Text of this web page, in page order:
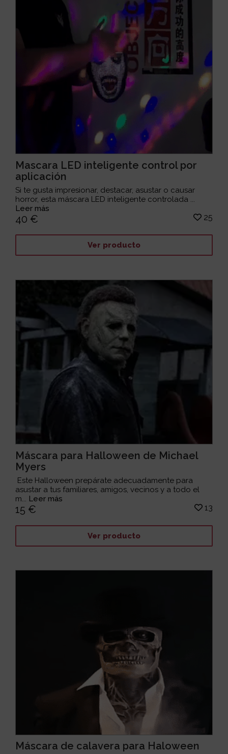
Mascara LED inteligente control por
aplicación
Si te gusta impresionar, destacar, asustar o causar
horror, esta máscara LED inteligente controlada ...
Leer más
40 € 25
Ver producto
Máscara para Halloween de Michael
Myers
Este Halloween prepárate adecuadamente para
asustar a tus familiares, amigos, vecinos y a todo el
m... Leer más
15 € 13
Ver producto
Máscara de calavera para Haloween